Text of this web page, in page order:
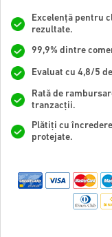
Excelență pentru
rezultate.
99,9% dintre
Evaluat cu 4,8/5
Rată de
tranzacții.
Plătiți cu
protejate.